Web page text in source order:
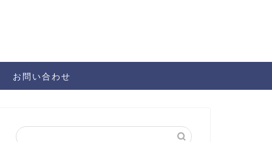
お問い合わせ